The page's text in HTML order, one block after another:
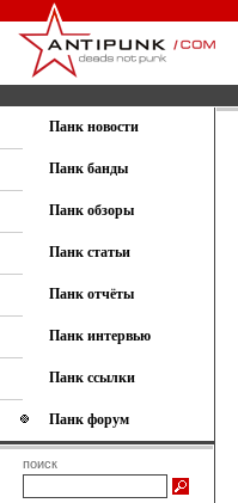
Панк новости
Панк банды
Панк обзоры
Панк статьи
Панк отчёты
Панк интервью
Панк ссылки
Панк форум
поиск